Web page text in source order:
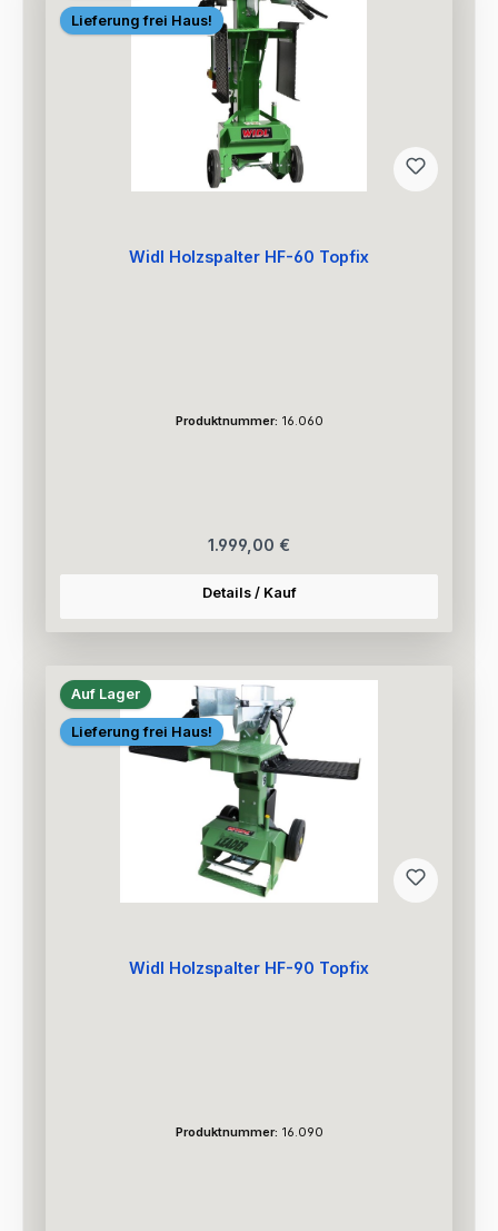
Lieferung frei Haus!
Widl Holzspalter HF-60 Topfix
Produktnummer: 16.060
Regulärer Preis:
1.999,00 €
Details / Kauf
Auf Lager
Lieferung frei Haus!
Widl Holzspalter HF-90 Topfix
Produktnummer: 16.090